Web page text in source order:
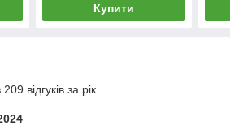
Купити
відгуків за рік